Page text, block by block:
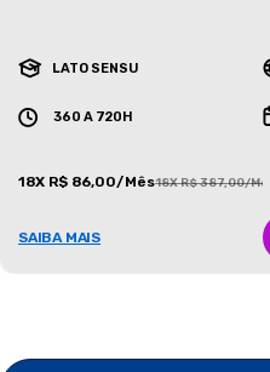
LATO SENSU
360 A 720H
18X R$ 86,00/Mês18X R$ 387,00/Mês
SAIBA MAIS